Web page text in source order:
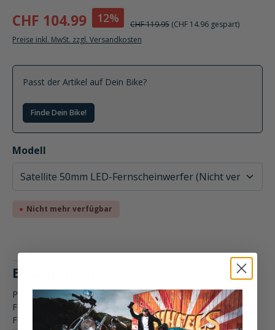
CHF 104.99
12% CHF 119.95 (CHF 14.96 gespart)
Preise inkl. MwSt. zzgl. Versandkosten
Passt der Artikel auf Dein Bike?
Finde Dein Bike!
Modell
auswählen
Nicht mehr verfügbar
Beschreibung
Produktbeschreibung: Highsider Satellite 50mm LED-
Fernscheinwerfer Der Highsider Satellite 50mm LED-
Fernscheinwerfer bietet…Mehr